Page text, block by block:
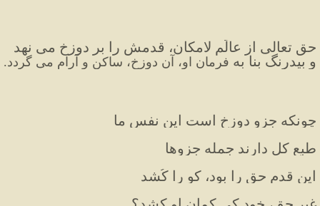
و بیدرنگ بنا به فرمان او، آن دوزخ، ساکن و آرام می گردد.
چونکه جزوِ دوزخ است این نفسِ ما
طبعِ کل دارند جمله جزوها
این قدم حق را بود، کو را کُشد